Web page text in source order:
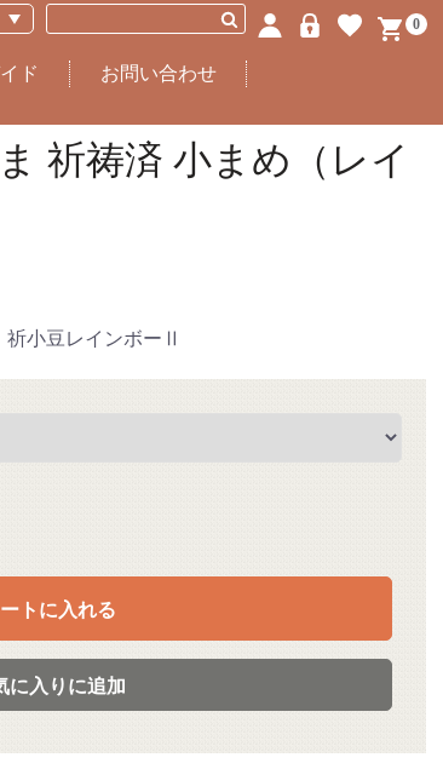
0
ド お問い合わせ
祈祷済 小まめ（レイ
小豆レインボーⅡ
トに入れる
に入りに追加